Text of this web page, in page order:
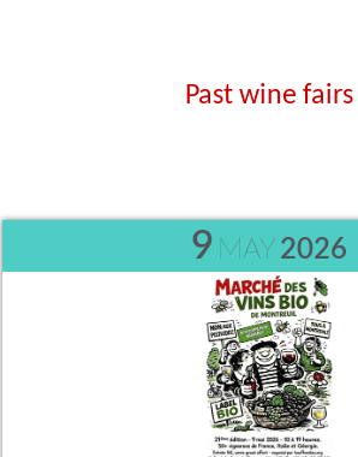
Past wine fairs
9 MAY 2026